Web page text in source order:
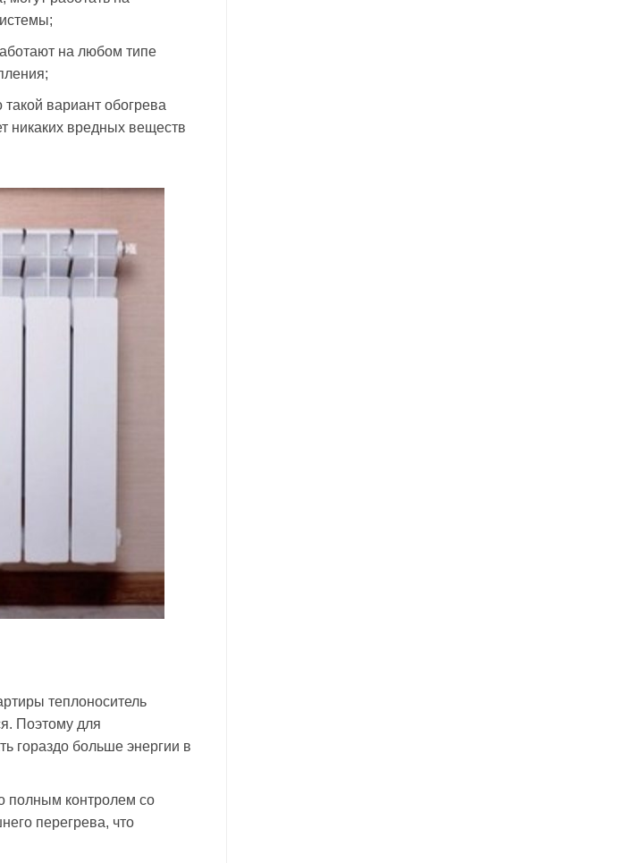
на любом типе
такой вариант обогрева
никаких вредных веществ
теплоноситель
Поэтому для
гораздо больше энергии в
полным контролем со
перегрева, что